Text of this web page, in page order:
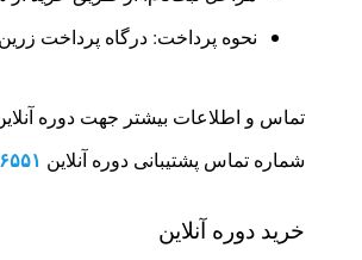
نحوه پرداخت: درگاه پرداخت
تماس و اطلاعات بیشتر جهت دوره
شماره تماس پشتیبانی دوره آنلاین
خرید دوره آنلاین